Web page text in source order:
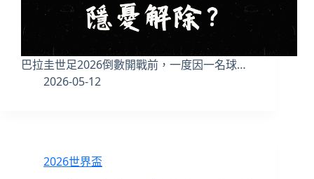
巴拉圭世足2026倒數開戰前，一度因一名球…
2026-05-12
2026世界盃